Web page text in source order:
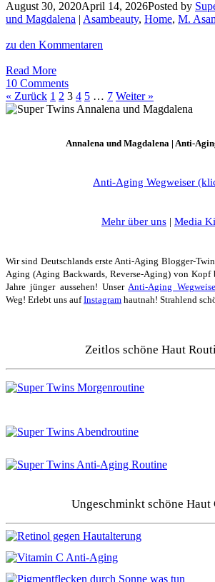
trockene
und
zickige
Haut
August 30, 2020April 14, 2026Posted by
und Magdalena | Asambeauty, Home, M.
zu den Kommentaren
Read MoreDiese
Top
3
Allrounder
vergessen
10 Comments
« Zurück 1 2 3 4 5 … 7 Weiter »
Annalena und Magdalena | Anti-
Anti-Aging Wegweiser
Mehr über uns | Media
Wir sind Deutschlands erste Anti-Aging Blogger-
Aging (Aging Backwards, Reverse-Aging) von
Jahre jünger aussehen! Unser Anti-Aging
Weg! Erlebt uns aufInstagram hautnah! Strahlend
Zeitlos schöne Haut
Ungeschminkt schöne Haut